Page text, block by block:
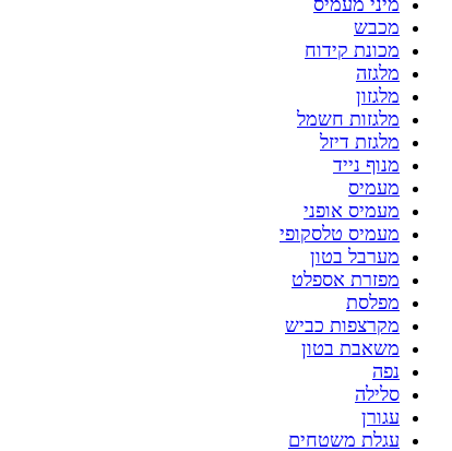
מכבש
מכונת קידוח
מלגזה
מלגזון
מלגזות חשמל
מלגזת דיזל
מנוף נייד
מעמיס
מעמיס אופני
מעמיס טלסקופי
מערבל בטון
מפזרת אספלט
מפלסת
מקרצפות כביש
משאבת בטון
נפה
סלילה
עגורן
עגלת משטחים